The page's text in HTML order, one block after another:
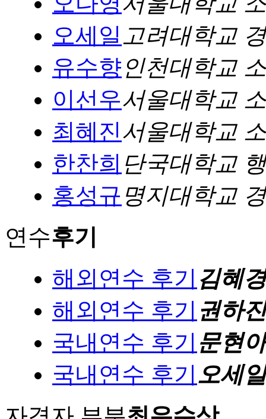
오세일 고려대학교
유수향 인천대학교
이선우서울대학교
최혜진서울대학교
한찬희 단국대학교
홍성규 명지대학교
연수후기
해외연수 후기 김혜경
해외연수 후기 권하진
국내연수 후기 문현아
국내연수 후기 오세일